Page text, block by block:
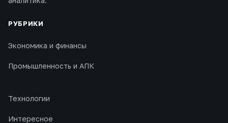
РУБРИКИ
Экономика и финансы
Промышленность и АПК
Технологии
Интересное